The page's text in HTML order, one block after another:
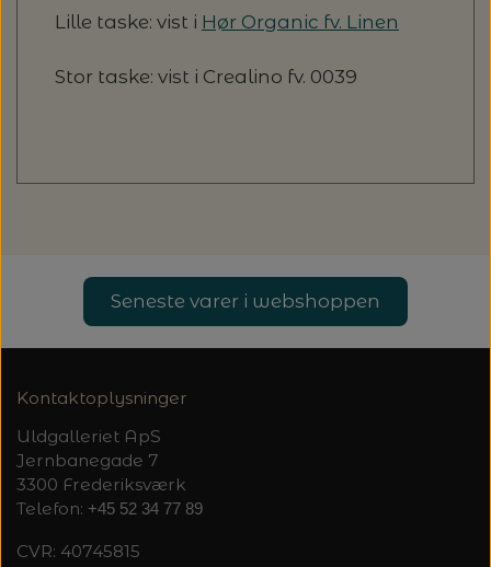
Lille taske: vist i Hør Organic fv. Linen
Stor taske: vist i Crealino fv. 0039
Seneste varer i webshoppen
Kontaktoplysninger
Uldgalleriet ApS
Jernbanegade 7
3300 Frederiksværk
Telefon: +45 52 34 77 89
CVR: 40745815